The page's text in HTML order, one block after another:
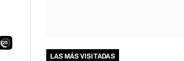
23
LAS MÁS VISITADAS